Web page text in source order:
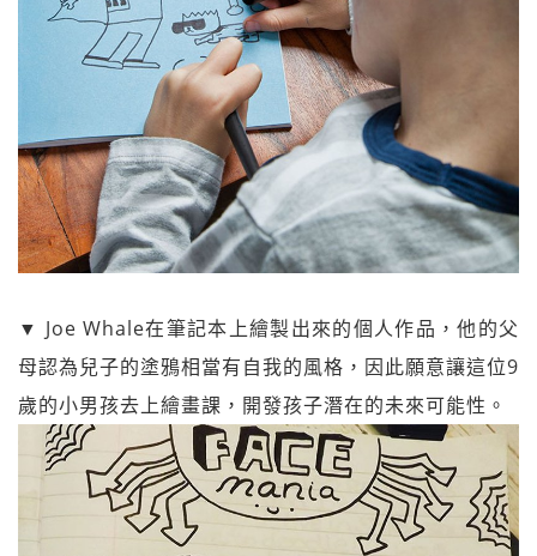
▼ Joe Whale在筆記本上繪製出來的個人作品，他的父
母認為兒子的塗鴉相當有自我的風格，因此願意讓這位9
歲的小男孩去上繪畫課，開發孩子潛在的未來可能性。